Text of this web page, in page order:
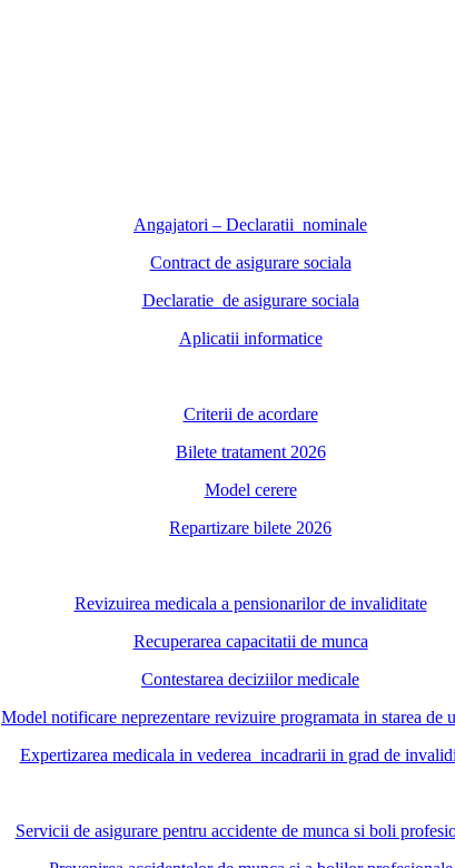
Angajatori – Declaratii nominale
Contract de asigurare sociala
Declaratie de asigurare sociala
Aplicatii informatice
Criterii de acordare
Bilete tratament 2026
Model cerere
Repartizare bilete 2026
Revizuirea medicala a pensionarilor de invaliditate
Recuperarea capacitatii de munca
Contestarea deciziilor medicale
Model notificare neprezentare revizuire programata in starea de
Expertizarea medicala in vederea incadrarii in grad de
Servicii de asigurare pentru accidente de munca si boli